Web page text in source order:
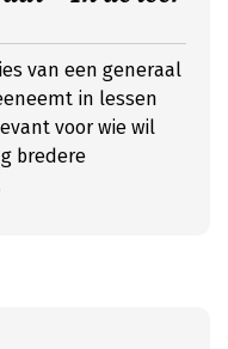
van een generaal
in lessen
voor wie wil
bredere